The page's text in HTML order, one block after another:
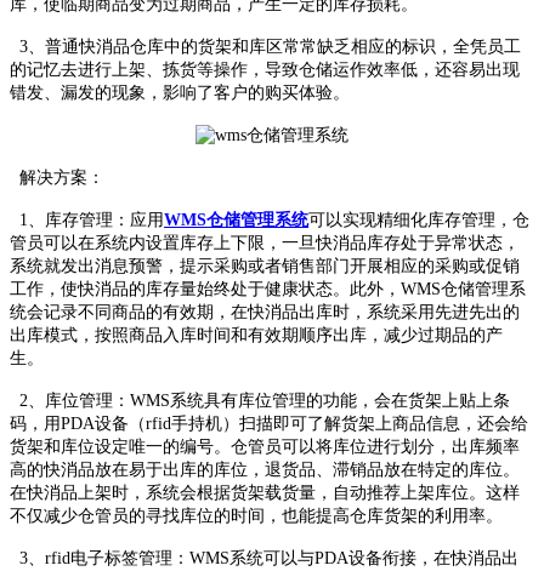
库，使临期商品变为过期商品，产生一定的库存损耗。
3、普通快消品仓库中的货架和库区常常缺乏相应的标识，全凭员工
的记忆去进行上架、拣货等操作，导致仓储运作效率低，还容易出现
错发、漏发的现象，影响了客户的购买体验。
解决方案：
1、库存管理：应用WMS仓储管理系统可以实现精细化库存管理，仓
管员可以在系统内设置库存上下限，一旦快消品库存处于异常状态，
系统就发出消息预警，提示采购或者销售部门开展相应的采购或促销
工作，使快消品的库存量始终处于健康状态。此外，WMS仓储管理系
统会记录不同商品的有效期，在快消品出库时，系统采用先进先出的
出库模式，按照商品入库时间和有效期顺序出库，减少过期品的产
生。
2、库位管理：WMS系统具有库位管理的功能，会在货架上贴上条
码，用PDA设备（rfid手持机）扫描即可了解货架上商品信息，还会给
货架和库位设定唯一的编号。仓管员可以将库位进行划分，出库频率
高的快消品放在易于出库的库位，退货品、滞销品放在特定的库位。
在快消品上架时，系统会根据货架载货量，自动推荐上架库位。这样
不仅减少仓管员的寻找库位的时间，也能提高仓库货架的利用率。
3、rfid电子标签管理：WMS系统可以与PDA设备衔接，在快消品出